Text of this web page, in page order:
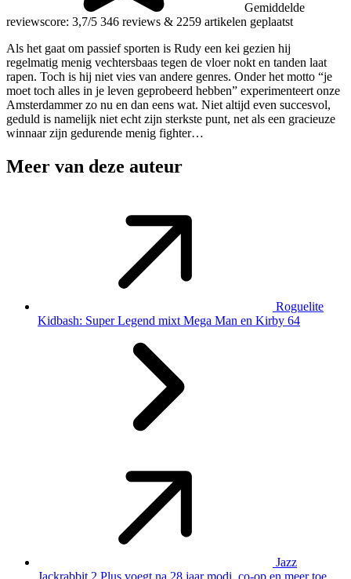
Gemiddelde
reviewscore: 3,7/5 346 reviews & 2259 artikelen geplaatst
Als het gaat om passief sporten is Rudy een kei gezien hij
regelmatig menig vechtersbaas tegen de vloer nokt en tanden laat
rapen. Toch is hij niet vies van andere genres. Onder het motto “je
moet toch alles in je leven geprobeerd hebben” experimenteert onze
Amsterdammer zo nu en dan eens wat. Niet altijd even succesvol,
geduld is namelijk niet echt zijn sterkste punt, net als een gracieuze
winnaar zijn gedurende menig fighter…
Meer van deze auteur
Roguelite
Kidbash: Super Legend mixt Mega Man en Kirby 64
Jazz
Jackrabbit 2 Plus voegt na 28 jaar modi, co-op en meer toe